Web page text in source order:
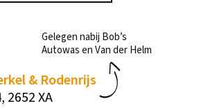
& Rodenrijs
2652 XA
Gelegen nabij Bob’s
Autowas en Van der Helm